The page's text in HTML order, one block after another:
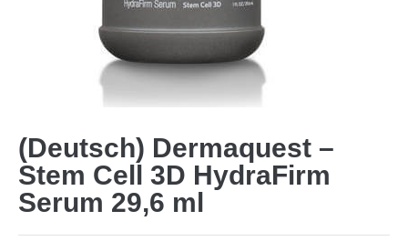
(Deutsch) Dermaquest –
Stem Cell 3D HydraFirm
Serum 29,6 ml